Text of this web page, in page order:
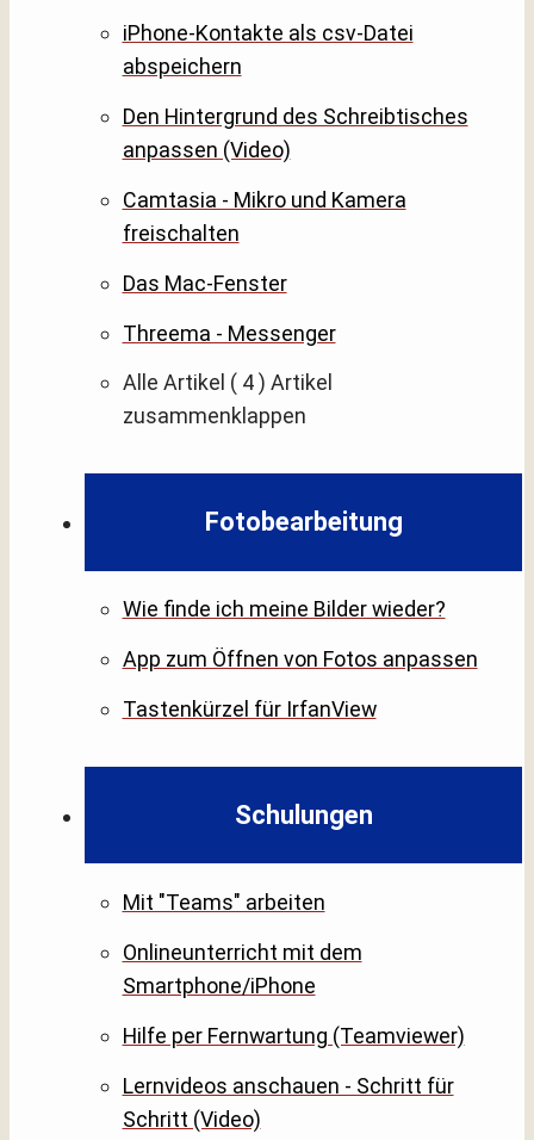
iPhone-Kontakte als csv-Datei
abspeichern
Den Hintergrund des Schreibtisches
anpassen (Video)
Camtasia - Mikro und Kamera
freischalten
Das Mac-Fenster
Threema - Messenger
Alle Artikel ( 4 ) Artikel
zusammenklappen
Fotobearbeitung
Wie finde ich meine Bilder wieder?
App zum Öffnen von Fotos anpassen
Tastenkürzel für IrfanView
Schulungen
Mit "Teams" arbeiten
Onlineunterricht mit dem
Smartphone/iPhone
Hilfe per Fernwartung (Teamviewer)
Lernvideos anschauen - Schritt für
Schritt (Video)